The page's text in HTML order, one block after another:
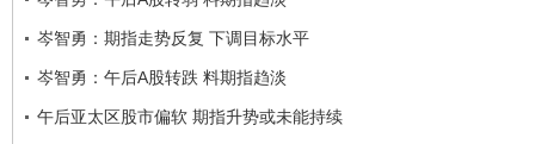
岑智勇：期指走势反复 下调目标水平
岑智勇：午后A股转跌 料期指趋淡
午后亚太区股市偏软 期指升势或未能持续